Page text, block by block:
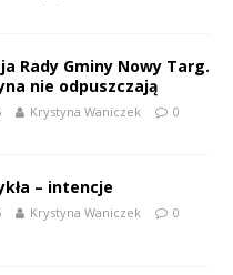
Rady Gminy Nowy Targ.
nie odpuszczają
Krystyna Waniczek 0
– intencje
Krystyna Waniczek 0